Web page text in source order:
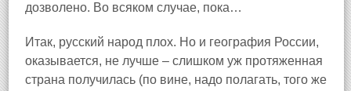
дозволено. Во всяком случае, пока…
Итак, русский народ плох. Но и география России,
оказывается, не лучше – слишком уж протяженная
страна получилась (по вине, надо полагать, того же